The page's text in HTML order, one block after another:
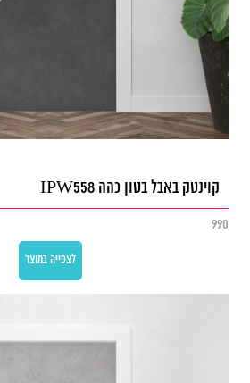
קוינטק באבל בטון כהה IPW558
990
לצפייה במוצר